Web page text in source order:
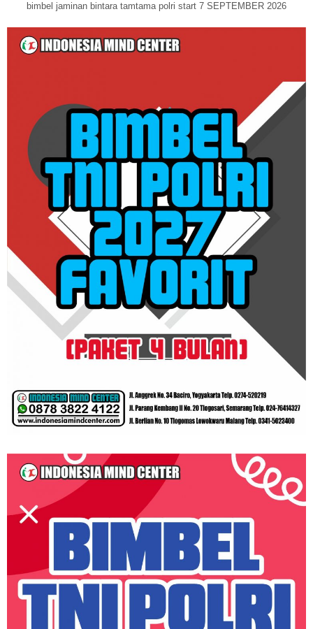
bimbel jaminan bintara tamtama polri start 7 SEPTEMBER 2026